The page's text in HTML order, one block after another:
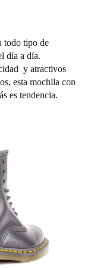
todo tipo de
día a día.
y atractivos
esta mochila con
es tendencia.